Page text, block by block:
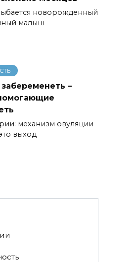
новорожденный
малыш
–
механизм овуляции
выход